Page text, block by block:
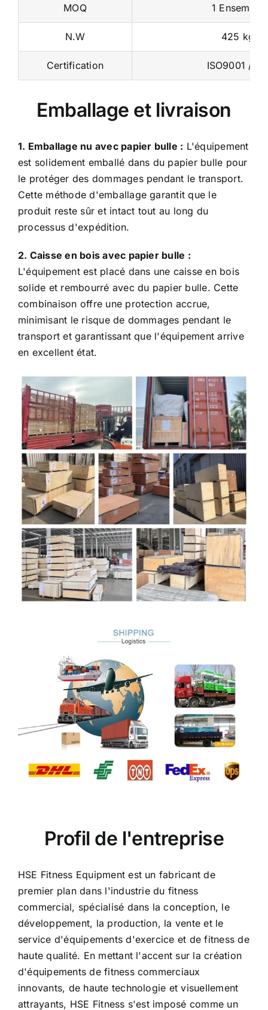
N.W 425 kg
Certification ISO9001 /
Emballage et livraison
est solidement emballé dans du papier bulle pour
le protéger des dommages pendant le transport.
Cette méthode d'emballage garantit que le
produit reste sûr et intact tout au long du
processus d'expédition.
L'équipement est placé dans une caisse en bois
solide et rembourré avec du papier bulle. Cette
combinaison offre une protection accrue,
minimisant le risque de dommages pendant le
transport et garantissant que l'équipement arrive
en excellent état.
premier plan dans l'industrie du fitness
commercial, spécialisé dans la conception, le
développement, la production, la vente et le
service d'équipements d'exercice et de fitness de
haute qualité. En mettant l'accent sur la création
d'équipements de fitness commerciaux
innovants, de haute technologie et visuellement
attrayants, HSE Fitness s'est imposé comme un
nom de confiance sur le marché. L'entreprise